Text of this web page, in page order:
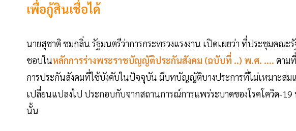
เพื่อกู้สินเชื่อได้
นายสุชาติ ชมกลิ่น รัฐมนตรีว่าการกระทรวงแรงงาน เปิดเผยว่า ที่ประชุมคณ
ชอบในหลักการร่างพระราชบัญญัติประกันสังคม (ฉบับที่ ..) พ.ศ. .... ตาม
การประกันสังคมที่ใช้บังคับในปัจจุบัน มีบทบัญญัติบางประการที่ไม่เหมาะส
เปลี่ยนแปลงไป ประกอบกับจากสถานการณ์การแพร่ระบาดของโรคโควิด-
นั้น